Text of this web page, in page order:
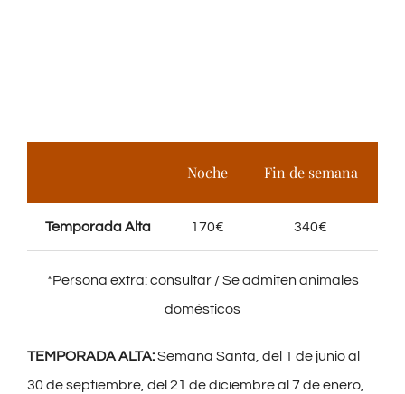
Noche Fin de semana
Temporada Alta 170€ 340€
*Persona extra: consultar / Se admiten animales
domésticos
TEMPORADA ALTA:Semana Santa, del 1 de junio al
30 de septiembre, del 21 de diciembre al 7 de enero,